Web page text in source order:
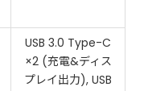
USB 3.0 Type-C
×2 (充電&ディス
プレイ出力), USB